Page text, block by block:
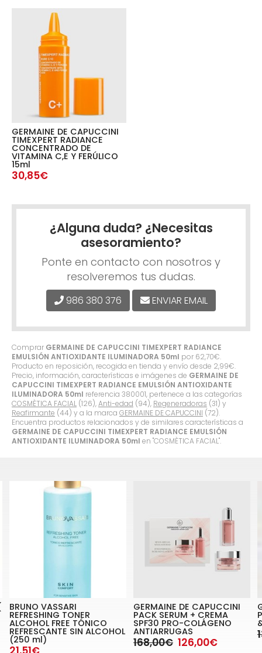
Comprar GERMAINE DE CAPUCCINI TIMEXPERT RADIANCE
EMULSIÓN ANTIOXIDANTE ILUMINADORA 50ml por 62,70€.
Producto en reposición, recogida en tienda y envío desde 2,99€.
Precio, información, características e imágenes de GERMAINE DE
CAPUCCINI TIMEXPERT RADIANCE EMULSIÓN ANTIOXIDANTE
ILUMINADORA 50ml referencia 380001, pertenece a las categorías
COSMÈTICA FACIAL (126),Anti-edad (94), Regeneradoras (31) y
Reafirmante (44) y a la marca GERMAINE DE CAPUCCINI (72).
Encuentra productos relacionados y de similares características a
GERMAINE DE CAPUCCINI TIMEXPERT RADIANCE EMULSIÓN
ANTIOXIDANTE ILUMINADORA 50ml en "COSMÈTICA FACIAL".
GERMAINE DE CAPUCCINI
TIMEXPERT RADIANCE
CONCENTRADO DE
VITAMINA C,E Y FERÚLICO
15ml
30,85€
¿Alguna duda? ¿Necesitas
asesoramiento?
Ponte en contacto con nosotros y
resolveremos tus dudas.
986 380 376 ENVIAR EMAIL
BRUNO VASSARI
REFRESHING TONER
ALCOHOL FREE TÓNICO
REFRESCANTE SIN ALCOHOL
(250 ml)
GERMAINE DE CAPUCCINI
PACK SERUM + CREMA
SPF30 PRO-COLÁGENO
ANTIARRUGAS
168,00€ 126,00€